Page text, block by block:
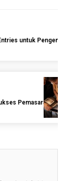
untuk
Pemasaran Saat